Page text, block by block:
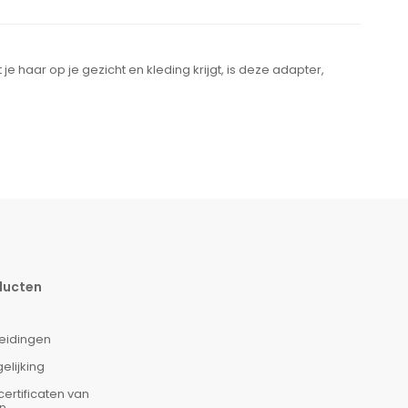
je haarop je gezichten kleding krijgt, is deze adapter,
van